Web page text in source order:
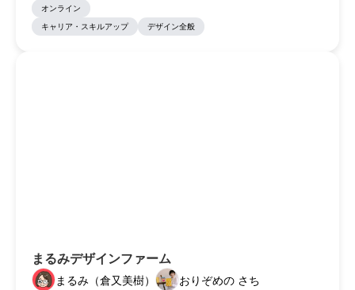
オンライン
キャリア・スキルアップ
デザイン全般
まるみデザインファーム
まるみ（倉又美樹） おりぞめの さち